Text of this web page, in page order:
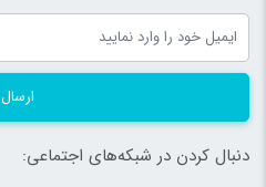
ارسال
دنبال کردن در شبکه‌های اجتماعی: